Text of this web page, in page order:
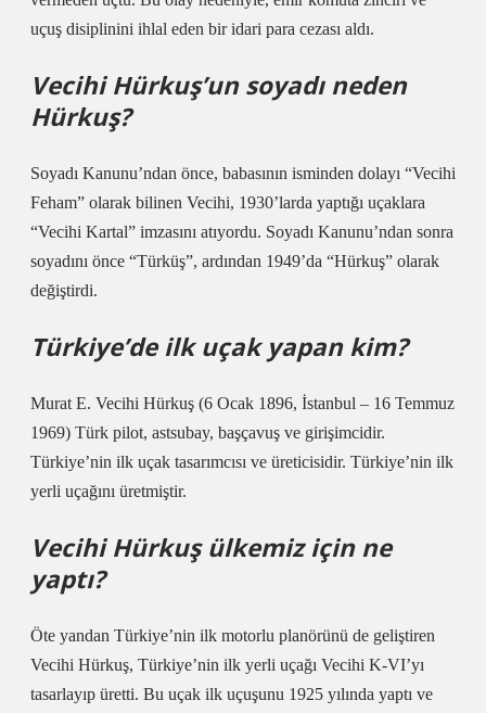
uçuş disiplinini ihlal eden bir idari para cezası aldı.
Vecihi Hürkuş’un soyadı neden
Hürkuş?
Soyadı Kanunu’ndan önce, babasının isminden dolayı “Vecihi
Feham” olarak bilinen Vecihi, 1930’larda yaptığı uçaklara
“Vecihi Kartal” imzasını atıyordu. Soyadı Kanunu’ndan sonra
soyadını önce “Türküş”, ardından 1949’da “Hürkuş” olarak
değiştirdi.
Türkiye’de ilk uçak yapan kim?
Murat E. Vecihi Hürkuş (6 Ocak 1896, İstanbul – 16 Temmuz
1969) Türk pilot, astsubay, başçavuş ve girişimcidir.
Türkiye’nin ilk uçak tasarımcısı ve üreticisidir. Türkiye’nin ilk
yerli uçağını üretmiştir.
Vecihi Hürkuş ülkemiz için ne
yaptı?
Öte yandan Türkiye’nin ilk motorlu planörünü de geliştiren
Vecihi Hürkuş, Türkiye’nin ilk yerli uçağı Vecihi K-VI’yı
tasarlayıp üretti. Bu uçak ilk uçuşunu 1925 yılında yaptı ve